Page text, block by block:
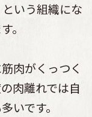
いう組織にな
。
肉がくっつく
肉離れでは自
いです。